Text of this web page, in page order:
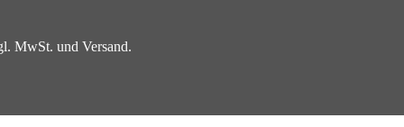
MwSt. und Versand.